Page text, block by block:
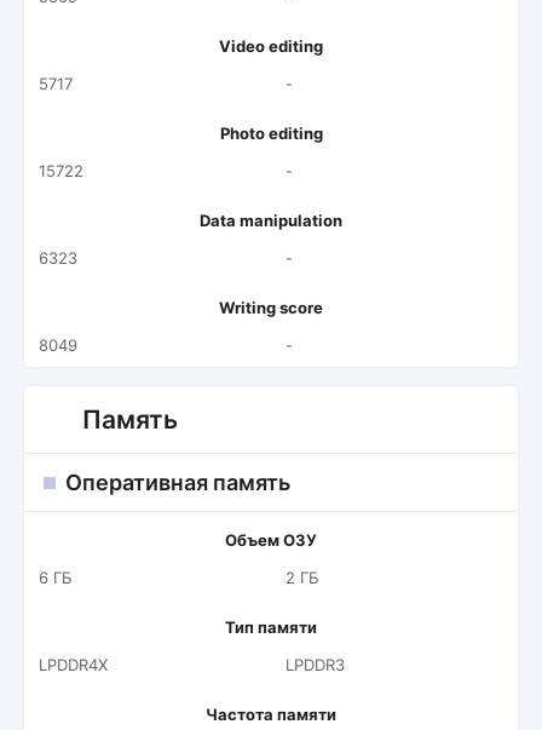
Video editing
5717
-
Photo editing
15722
-
Data manipulation
6323
-
Writing score
8049
-
Память
Оперативная память
Объем ОЗУ
6 ГБ
2 ГБ
Тип памяти
LPDDR4X
LPDDR3
Частота памяти